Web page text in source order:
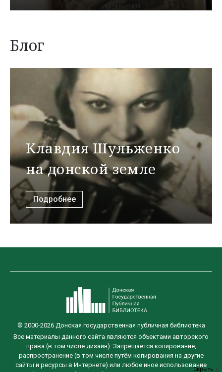
Блог
Клавдия Шульженко
на донской земле
Подробнее
Скрыть
© 2000-2026 Донская государственная публичная библиотека
Все материалы данного сайта являются объектами авторского
права (в том числе дизайн). Запрещается копирование,
распространение (в том числе путём копирования на другие
сайты и ресурсы в Интернете) или любое иное использование